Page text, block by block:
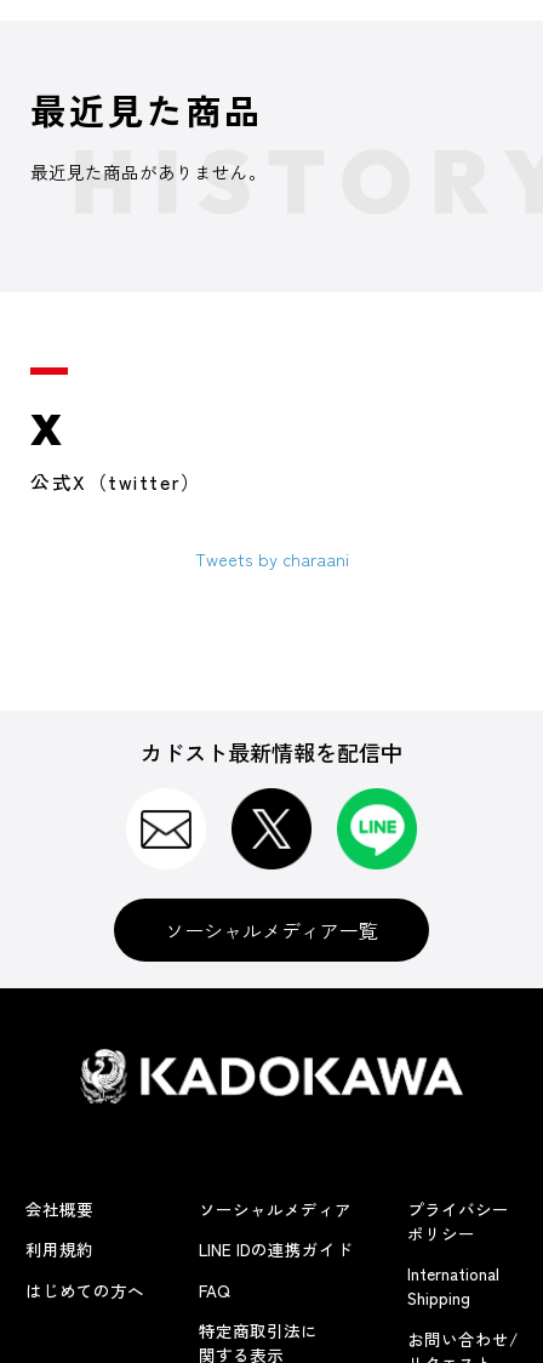
最近見た商品
最近見た商品がありません。
X
公式X（twitter）
Tweets by charaani
カドスト最新情報を配信中
ソーシャルメディア一覧
会社概要
利用規約
はじめての方へ
ソーシャルメディア
LINE IDの連携ガイド
FAQ
特定商取引法に
関する表示
プライバシー
ポリシー
International
Shipping
お問い合わせ/